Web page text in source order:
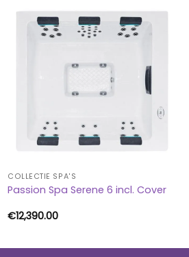
COLLECTIE SPA'S
Passion Spa Serene 6 incl. Cover
€12,390.00